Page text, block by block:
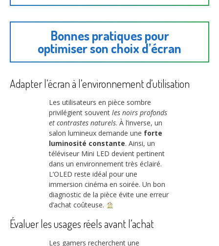
Bonnes pratiques pour
optimiser son choix d’écran
Adapter l’écran à l’environnement d’utilisation
Les utilisateurs en pièce sombre
privilégient souvent les noirs profonds
et contrastes naturels. À l’inverse, un
salon lumineux demande une forte
luminosité constante. Ainsi, un
téléviseur Mini LED devient pertinent
dans un environnement très éclairé.
L’OLED reste idéal pour une
immersion cinéma en soirée. Un bon
diagnostic de la pièce évite une erreur
d’achat coûteuse.
Évaluer les usages réels avant l’achat
Les gamers recherchent une